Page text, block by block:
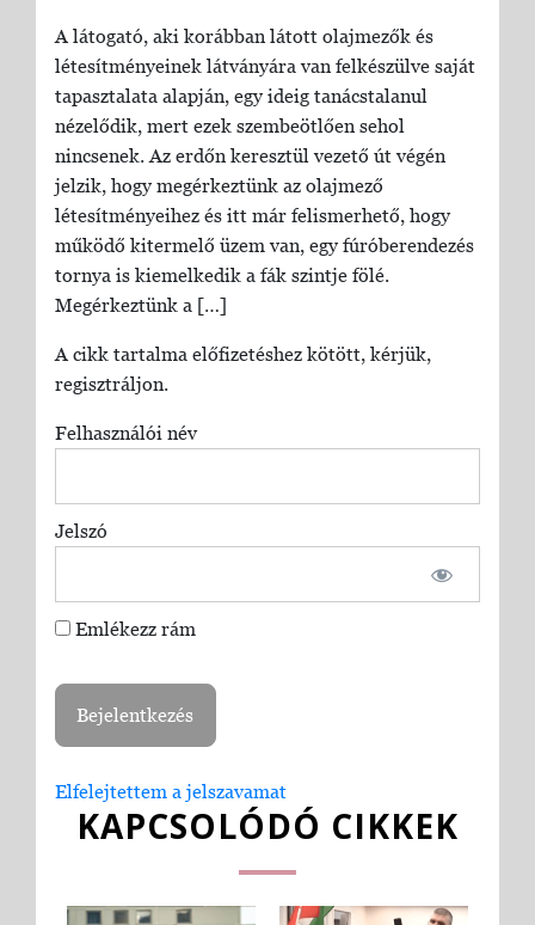
A látogató, aki korábban látott olajmezők és
létesítményeinek látványára van felkészülve saját
tapasztalata alapján, egy ideig tanácstalanul
nézelődik, mert ezek szembeötlően sehol
nincsenek. Az erdőn keresztül vezető út végén
jelzik, hogy megérkeztünk az olajmező
létesítményeihez és itt már felismerhető, hogy
működő kitermelő üzem van, egy fúróberendezés
tornya is kiemelkedik a fák szintje fölé.
Megérkeztünk a […]
A cikk tartalma előfizetéshez kötött, kérjük,
regisztráljon.
Felhasználói név
Jelszó
Emlékezz rám
Elfelejtettem a jelszavamat
KAPCSOLÓDÓ CIKKEK